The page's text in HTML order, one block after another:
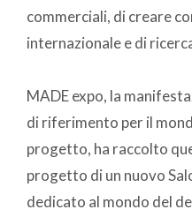
commerciali, di creare
internazionale e di
MADE expo, la
di riferimento per il
progetto, ha raccolto
progetto di un nuovo
dedicato al mondo del